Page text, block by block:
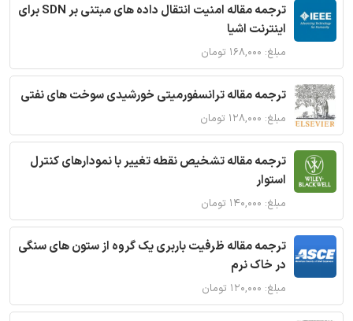
ترجمه مقاله امنیت انتقال داده های مبتنی بر SDN برای
اینترنت اشیا
مبلغ: ۱۶۸,۰۰۰ تومان
ترجمه مقاله ترانسفورمیتی خورشیدی سوخت های نفتی
مبلغ: ۱۲۸,۰۰۰ تومان
ترجمه مقاله تشخیص نقطه تغییر با نمودارهای کنترل
استوار
مبلغ: ۱۴۰,۰۰۰ تومان
ترجمه مقاله ظرفیت باربری یک گروه از ستون های سنگی
در خاک نرم
مبلغ: ۱۲۰,۰۰۰ تومان